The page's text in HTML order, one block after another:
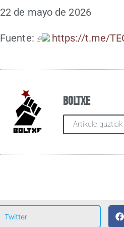
22 de mayo de 2026
Fuen­te: https://t.me/
Boltxe
Artikulo
Twitter